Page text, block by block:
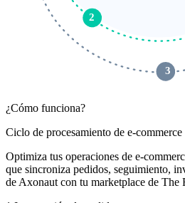
2
3
¿Cómo funciona?
Ciclo de procesamiento de e-
Optimiza tus operaciones de e-
que sincroniza pedidos, seguimiento,
de Axonaut con tu marketplace de The